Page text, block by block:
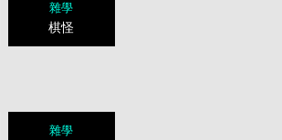
雜學
棋怪
雜學